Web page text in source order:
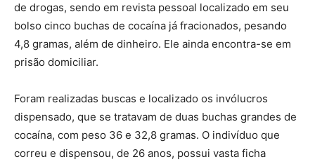
de drogas, sendo em revista pessoal localizado em seu
bolso cinco buchas de cocaína já fracionados, pesando
4,8 gramas, além de dinheiro. Ele ainda encontra-se em
prisão domiciliar.
Foram realizadas buscas e localizado os invólucros
dispensado, que se tratavam de duas buchas grandes de
cocaína, com peso 36 e 32,8 gramas. O indivíduo que
correu e dispensou, de 26 anos, possui vasta ficha